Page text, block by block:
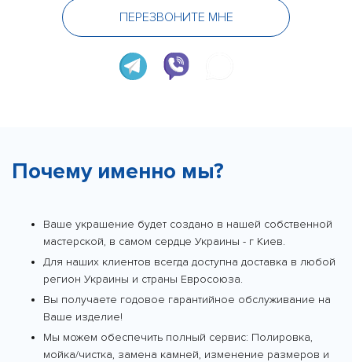
ПЕРЕЗВОНИТЕ МНЕ
Почему именно мы?
Ваше украшение будет создано в нашей собственной
мастерской, в самом сердце Украины - г Киев.
Для наших клиентов всегда доступна доставка в любой
регион Украины и страны Евросоюза.
Вы получаете годовое гарантийное обслуживание на
Ваше изделие!
Мы можем обеспечить полный сервис: Полировка,
мойка/чистка, замена камней, изменение размеров и